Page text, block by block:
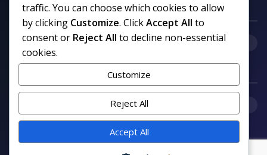
Links uteis
traffic. You can choose which cookies to allow
by clicking Customize. ClickAccept All to
consent or Reject All to decline non-essential
cookies.
Customize
Reject All
Accept All